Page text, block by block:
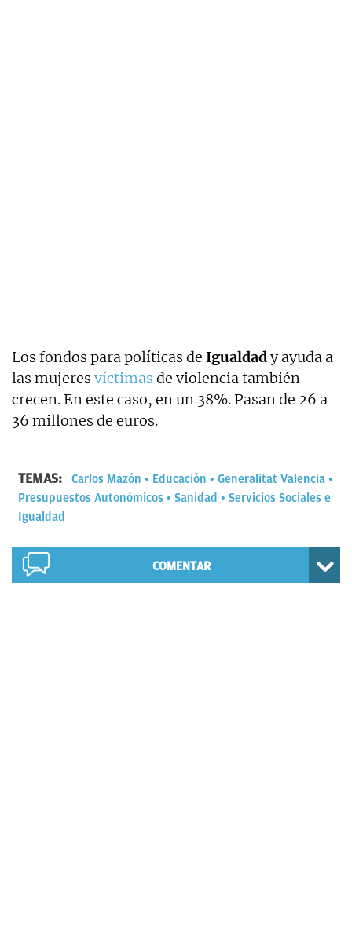
Los fondos para políticas de Igualdady ayuda a
las mujeres víctimas de violencia también
crecen. En este caso, en un 38%. Pasan de 26 a
36 millones de euros.
TEMAS: Carlos Mazón Educación
Generalitat Valencia
Presupuestos Autonómicos
Sanidad
Servicios Sociales e
Igualdad
COMENTAR